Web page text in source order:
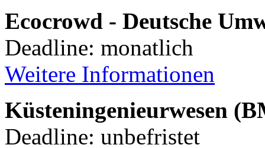
Ecocrowd - Deutsche
Deadline: monatlich
Weitere Informationen
Küsteningenieurwesen
Deadline: unbefristet